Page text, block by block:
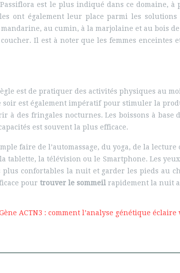
est le plus indiqué dans ce domaine,
ont également leur place parmi les solutions
au cumin, à la marjolaine et au bois
Il est à noter que les femmes enceintes
est de pratiquer des activités physiques au
est également impératif pour stimuler la
des fringales nocturnes. Les boissons à base
est souvent la plus efficace.
faire de l’automassage, du yoga, de la
tablette, la télévision ou le Smartphone. Les
confortables la nuit et garder les pieds au
pour trouver le sommeil rapidement la nuit
ACTN3 : comment l’analyse génétique